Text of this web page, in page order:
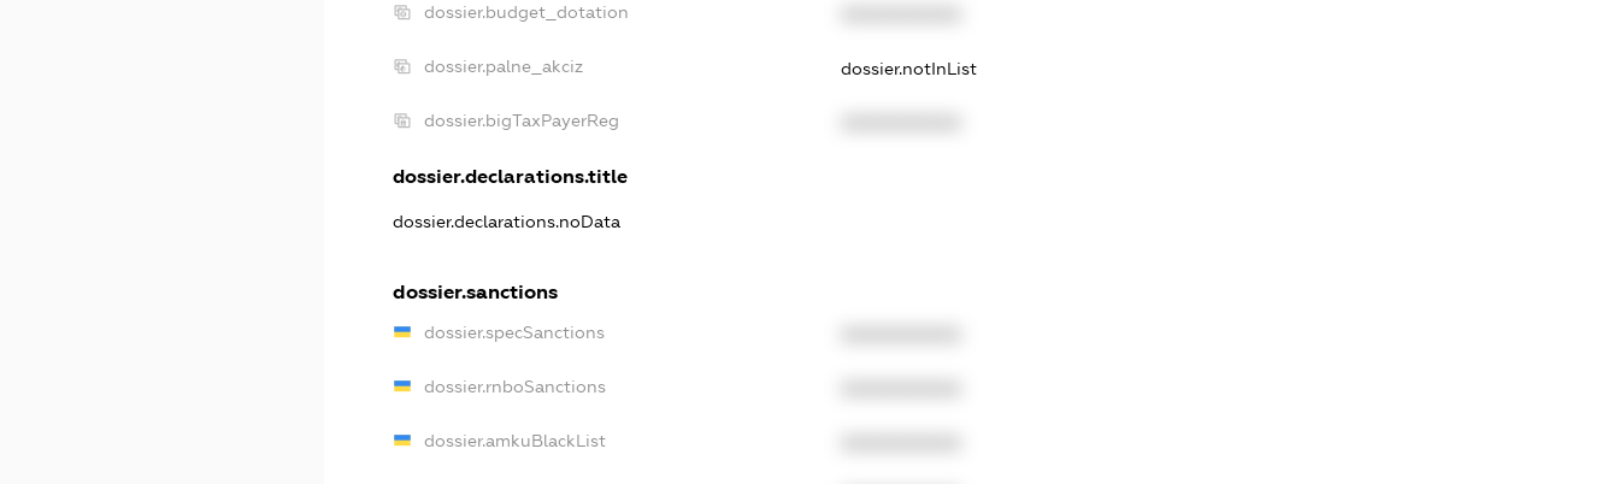
dossier.budget_dotation
dossier.palne_akciz dossier.notInList
dossier.bigTaxPayerReg
dossier.declarations.title
dossier.declarations.noData
dossier.sanctions
dossier.specSanctions
dossier.rnboSanctions
dossier.amkuBlackList